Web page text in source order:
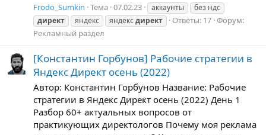
Frodo_Sumkin Тема 07.02.23 аккаунты
без ндс
директ
яндекс яндексдирект Ответы: 17 Форум:
Рекламный раздел
[Константин Горбунов] Рабочие стратегии в
Яндекс Директ осень (2022)
Автор: Константин Горбунов Название: Рабочие
стратегии в Яндекс Директ осень (2022) День 1
Разбор 60+ актуальных вопросов от
практикующих директологов Почему моя реклама